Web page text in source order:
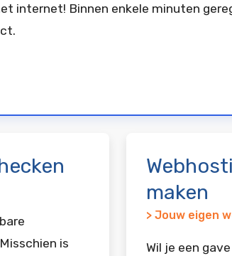
internet! Binnen enkele minuten
is
maken
> Jouw eigen
Wil je een gave